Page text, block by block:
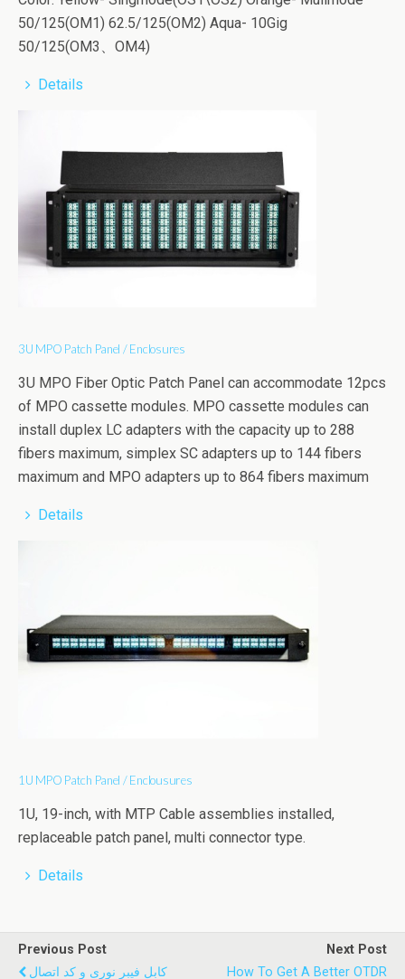
50/125(OM1) 62.5/125(OM2) Aqua- 10Gig
50/125(OM3、OM4)
Details
3U MPO Patch Panel / Enclosures
3U MPO Fiber Optic Patch Panel can accommodate 12pcs
of MPO cassette modules. MPO cassette modules can
install duplex LC adapters with the capacity up to 288
fibers maximum, simplex SC adapters up to 144 fibers
maximum and MPO adapters up to 864 fibers maximum
Details
1U MPO Patch Panel / Enclousures
1U, 19-inch, with MTP Cable assemblies installed,
replaceable patch panel, multi connector type.
Details
Previous Post
کابل فیبر نوری و کد اتصال
Next Post
How To Get A Better OTDR